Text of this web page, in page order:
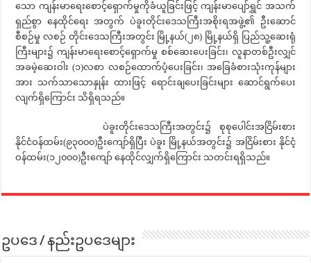
သော ကျန်းမာရေးစောင့်ရှောက်မှုကိုခံယူခြင်းဖြင့် ကျန်းမာပျော်ရွှင် အသက်
ရှည်စွာ နေထိုင်ရေး အတွက် ပဲခူးတိုင်းဒေသကြီးအစိုးရအဖွဲ့၏ ဦးဆောင်
စီစဉ်မှု လစဉ် တိုင်းဒေသကြီးအတွင်း မြို့နယ်(၂၈) မြို့နယ်ရှိ ပြည်သူ့ဆေးရုံ
ကြီးများ၌ ကျန်းမာရေးစောင့်ရှောက်မှု စစ်ဆေးပေးခြင်း၊ လူနာတစ်ဦးလျှင်
အခမဲ့ဆေးဝါး (၁)လစာ လစဉ်ထောက်ပံ့ပေးခြင်း၊ အခြေခံစားသုံးကုန်များ
အား သက်သာသောနှုန်း ထားဖြင့် ရောင်းချပေးခြင်းများ ဆောင်ရွက်ပေး
လျက်ရှိကြောင်း သိရှိရသည်။
ပဲခူးတိုင်းဒေသကြီးအတွင်း၌ စုစုပေါင်းအငြိမ်းစား
နိုင်ငံဝန်ထမ်း(၉၃၀၀၀)ဦးကျော်ရှိပြီး ပဲခူး မြို့နယ်အတွင်း၌ အငြိမ်းစား နိုင်ငံ့
ဝန်ထမ်း(၁၂၀၀၀)ဦးကျော် နေထိုင်လျှက်ရှိကြောင်း သတင်းရရှိသည်။
ဥပဒေ / နည်းဥပဒေများ